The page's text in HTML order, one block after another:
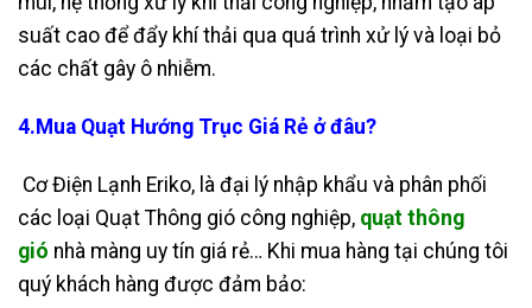
suất cao để đẩy khí thải qua quá trình xử lý và loại bỏ
các chất gây ô nhiễm.
4.Mua Quạt Hướng Trục Giá Rẻ ở đâu?
Cơ Điện Lạnh Eriko, là đại lý nhập khẩu và phân phối
các loại Quạt Thông gió công nghiệp, quạt thông
gió nhà màng uy tín giá rẻ… Khi mua hàng tại chúng tôi
quý khách hàng được đảm bảo: